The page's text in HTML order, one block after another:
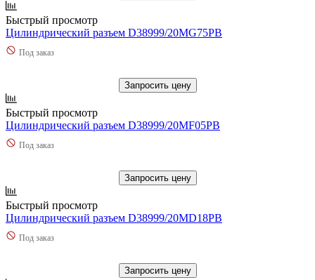
Быстрый просмотр
Цилиндрический разъем D38999/20MG75PB
Под заказ
Запросить цену
Быстрый просмотр
Цилиндрический разъем D38999/20MF05PB
Под заказ
Запросить цену
Быстрый просмотр
Цилиндрический разъем D38999/20MD18PB
Под заказ
Запросить цену